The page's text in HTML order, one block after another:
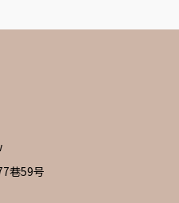
巷59号